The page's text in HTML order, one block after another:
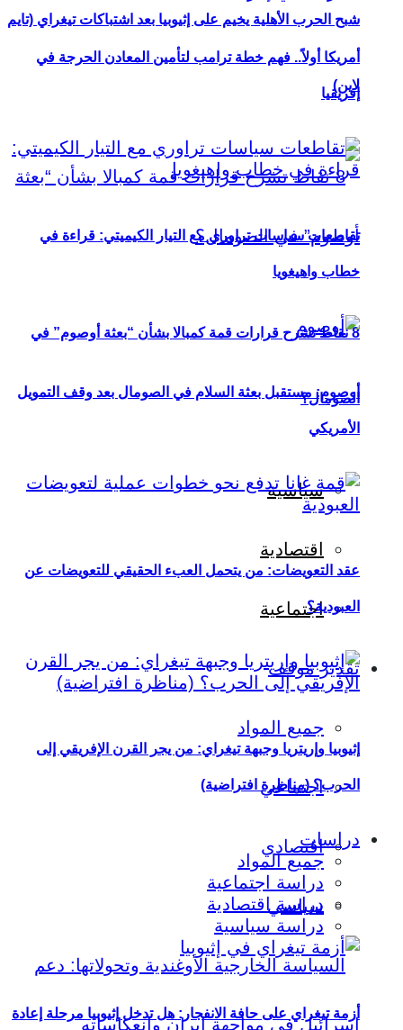
شبح الحرب الأهلية يخيم على إثيوبيا بعد اشتباكات تيغراي (تايم
لاين)
8 نقاط تشرح قرارات قمة كمبالا بشأن “بعثة أوصوم” في
الصومال؟
سياسية
اقتصادية
اجتماعية
تقدير موقف
جميع المواد
اجتماعي
اقتصادي
سياسي
أمريكا أولاً.. فهم خطة ترامب لتأمين المعادن الحرجة في
إفريقيا
تقاطعات سياسات تراوري مع التيار الكيميتي: قراءة في
خطاب واهيغويا
أوصوم: مستقبل بعثة السلام في الصومال بعد وقف التمويل
الأمريكي
عقد التعويضات: من يتحمل العبء الحقيقي للتعويضات عن
العبودية؟
إثيوبيا وإريتريا وجبهة تيغراي: من يجر القرن الإفريقي إلى
الحرب؟ (مناظرة افتراضية)
دراسات
جميع المواد
دراسة اجتماعية
دراسة اقتصادية
دراسة سياسية
أزمة تيغراي على حافة الانفجار: هل تدخل إثيوبيا مرحلة إعادة